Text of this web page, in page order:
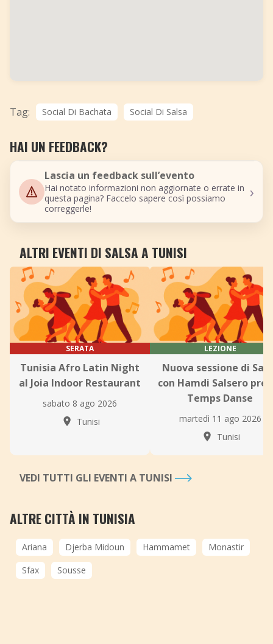
Tag: Social Di Bachata Social Di Salsa
HAI UN FEEDBACK?
Lascia un feedback sull’evento
Hai notato informazioni non aggiornate o errate in
questa pagina? Faccelo sapere così possiamo
correggerle!
›
ALTRI EVENTI DI SALSA A TUNISI
SERATA
Tunisia Afro Latin Night
al Joia Indoor Restaurant
sabato 8 ago 2026
Tunisi
LEZIONE
Nuova sessione di
con Hamdi Salsero
Temps Danse
martedì 11 ago 2026
Tunisi
VEDI TUTTI GLI EVENTI A TUNISI
ALTRE CITTÀ IN TUNISIA
Ariana Djerba Midoun Hammamet
Monastir
Sfax
Sousse